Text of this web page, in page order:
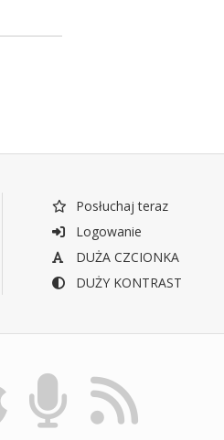
Posłuchaj teraz
Logowanie
DUŻA CZCIONKA
DUŻY KONTRAST